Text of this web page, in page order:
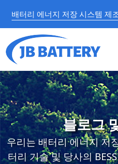
배터리 에너지 저장 시스템 제
블로그
우리는 배터리 에너지 저
터리 기술 및 당사의